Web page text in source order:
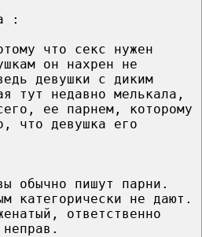
:
что секс нужен
он нахрен не
девушки с диким
тут недавно мелькала,
ее парнем, которому
что девушка его
обычно пишут парни.
категорически не дают.
ответственно